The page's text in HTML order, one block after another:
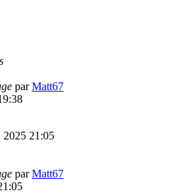
parMatt67
2025 21:05
parMatt67